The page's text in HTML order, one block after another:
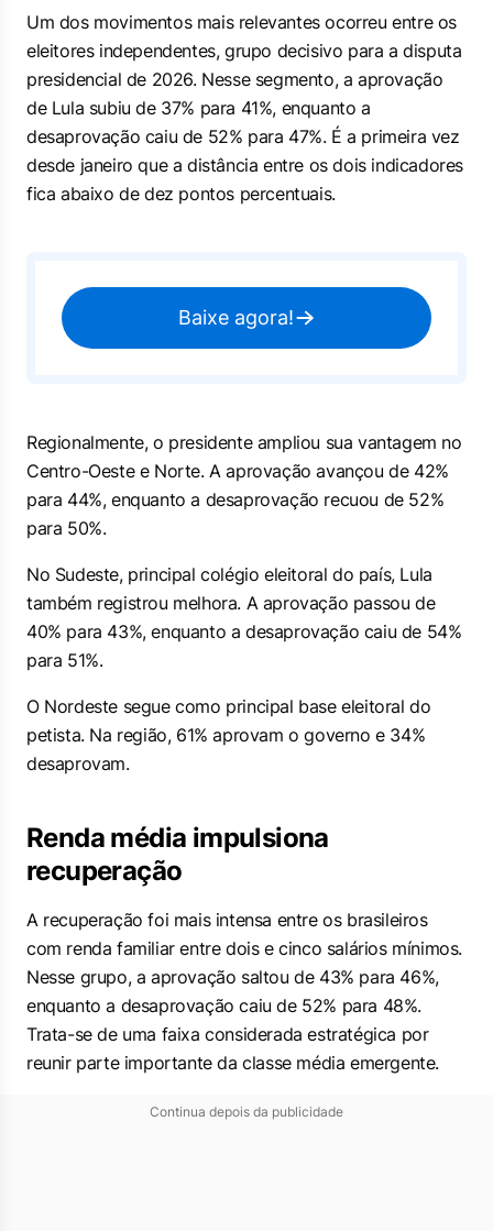
Um dos movimentos mais relevantes ocorreu entre os
eleitores independentes, grupo decisivo para a disputa
presidencial de 2026. Nesse segmento, a aprovação
de Lula subiu de 37% para 41%, enquanto a
desaprovação caiu de 52% para 47%. É a primeira vez
desde janeiro que a distância entre os dois indicadores
fica abaixo de dez pontos percentuais.
Baixe agora!
Regionalmente, o presidente ampliou sua vantagem no
Centro-Oeste e Norte. A aprovação avançou de 42%
para 44%, enquanto a desaprovação recuou de 52%
para 50%.
No Sudeste, principal colégio eleitoral do país, Lula
também registrou melhora. A aprovação passou de
40% para 43%, enquanto a desaprovação caiu de 54%
para 51%.
O Nordeste segue como principal base eleitoral do
petista. Na região, 61% aprovam o governo e 34%
desaprovam.
Renda média impulsiona
recuperação
A recuperação foi mais intensa entre os brasileiros
com renda familiar entre dois e cinco salários mínimos.
Nesse grupo, a aprovação saltou de 43% para 46%,
enquanto a desaprovação caiu de 52% para 48%.
Trata-se de uma faixa considerada estratégica por
reunir parte importante da classe média emergente.
Continua depois da publicidade